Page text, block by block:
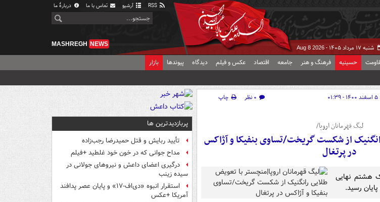
آرشیو تماس با ما دربارهٔ ما
شنبه ۱۷ مرداد ۱۴۰۵ - Aug 8 2026
MASHREGH NEWS
حسینیه فرهنگ و هنر جامعه اقتصاد عکس و فیلم دیدگاه پیوندها بازار
۵ اسفند ۱۴۰۰ - ۰۱:۳۹ ۰ نظر
چاپ
لیگ قهرمانان اروپا/
از شکست گریخت/تساوی بنفیکا و آژاکس
در پرتغال
هشتم نهایی
پایان رسید.
پربازدیدترین ها
تأیید ربایش و قتل حمیدرضا رجب‌زاده
مداح جوانی که در خون خود غلطید +فیلم
درگیری اعضای داعش و نیروهای جولانی در
سیده زینب
استقرار انبوه «دی‌اف‑۱۷» و پایان عصر پدافند
آمریکا +عکس